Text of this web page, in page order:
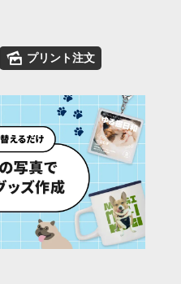
🌄 プリント注文